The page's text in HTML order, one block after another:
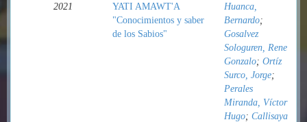
2021
YATI AMAWT'A
"Conocimientos y saber
de los Sabios"
Huanca,
Bernardo;
Gosalvez
Sologuren, Rene
Gonzalo; Ortíz
Surco, Jorge;
Perales
Miranda, Víctor
Hugo; Callisaya